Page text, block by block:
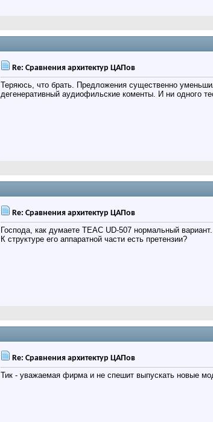
Re: Сравнения архитектур ЦАПов
Теряюсь, что брать. Предложения существенно
дегенеративный аудиофильские коменты. И ни одного
Re: Сравнения архитектур ЦАПов
Господа, как думаете TEAC UD-507 нормальный вариант.
К структуре его аппаратной части есть претензии?
Re: Сравнения архитектур ЦАПов
Тик - уважаемая фирма и не спешит выпускать новые